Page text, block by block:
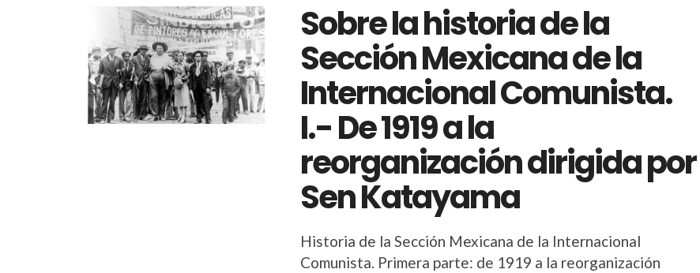
Sobre la historia de la
Sección Mexicana de la
Internacional Comunista.
I.- De 1919 a la
reorganización dirigida por
Sen Katayama
Historia de la Sección Mexicana de la Internacional
Comunista. Primera parte: de 1919 a la reorganización